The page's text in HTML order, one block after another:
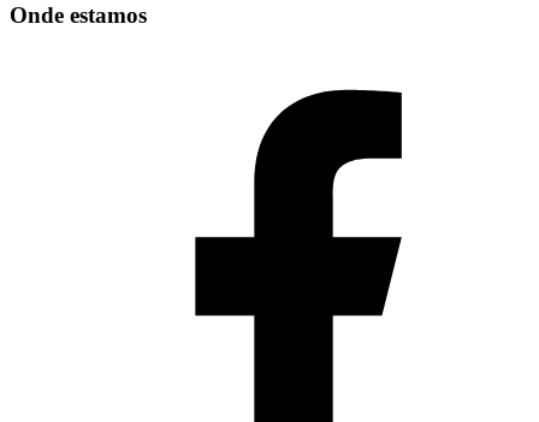
Onde estamos